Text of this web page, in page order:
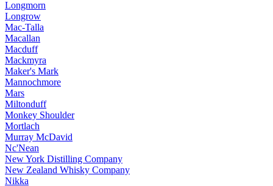
Longmorn
Longrow
Mac-Talla
Macallan
Macduff
Mackmyra
Maker's Mark
Mannochmore
Mars
Miltonduff
Monkey Shoulder
Mortlach
Murray McDavid
Nc'Nean
New York Distilling Company
New Zealand Whisky Company
Nikka